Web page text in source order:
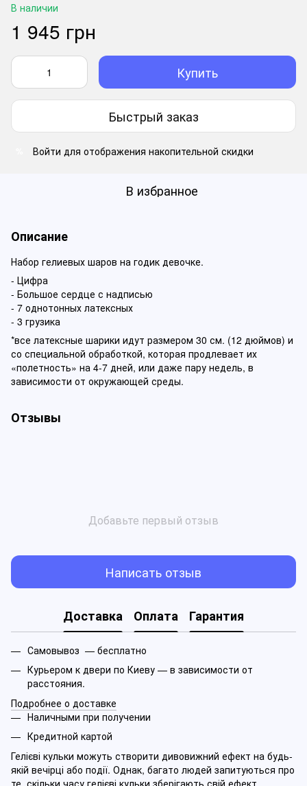
В наличии
1 945 грн
Купить
Быстрый заказ
Войти для отображения накопительной скидки
В избранное
Описание
Набор гелиевых шаров на годик девочке.
- Цифра
- Большое сердце с надписью
- 7 однотонных латексных
- 3 грузика
*все латексные шарики идут размером 30 см. (12 дюймов) и
со специальной обработкой, которая продлевает их
«полетность» на 4-7 дней, или даже пару недель, в
зависимости от окружающей среды.
Отзывы
Добавьте первый отзыв
Написать отзыв
Доставка Оплата Гарантия
Самовывоз — бесплатно
Курьером к двери по Киеву — в зависимости от
расстояния.
Подробнее о доставке
Наличными при получении
Кредитной картой
Гелієві кульки можуть створити дивовижний ефект на будь-
якій вечірці або події. Однак, багато людей запитуються про
те, скільки часу гелієві кульки зберігають свій ефект